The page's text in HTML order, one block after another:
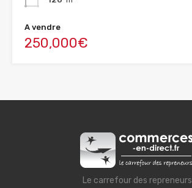
A vendre
250,000€
Le carrefour des repreneurs